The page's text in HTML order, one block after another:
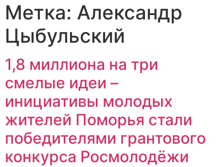
Метка: Александр
Цыбульский
1,8 миллиона на три
смелые идеи –
инициативы молодых
жителей Поморья стали
победителями грантового
конкурса Росмолодёжи